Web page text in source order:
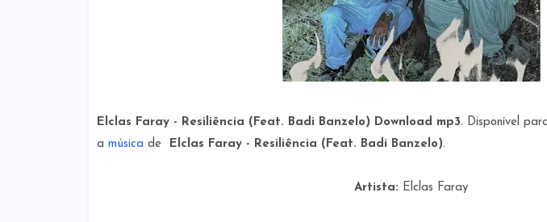
Elclas Faray - Resiliência (Feat. Badi Banzelo) Download mp3. Disponível
a música de Elclas Faray - Resiliência (Feat. Badi Banzelo).
Artista: Elclas Faray